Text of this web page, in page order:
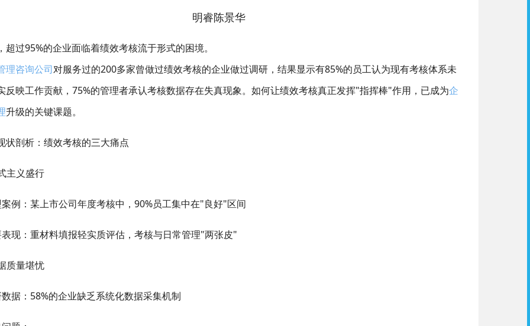
明睿陈景华
超过95%的企业面临着绩效考核流于形式的困境。
理咨询公司对服务过的200多家曾做过绩效考核的企业做过调研，结果显示有85%的员工认为现有考核体系未
反映工作贡献，75%的管理者承认考核数据存在失真现象。如何让绩效考核真正发挥"指挥棒"作用，已成为企
升级的关键课题。
状剖析：绩效考核的三大痛点
主义盛行
例：某上市公司年度考核中，90%员工集中在"良好"区间
现：重材料填报轻实质评估，考核与日常管理"两张皮"
质量堪忧
据：58%的企业缺乏系统化数据采集机制